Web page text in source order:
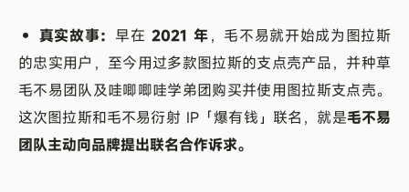
• 真实故事： 早在 2021 年，毛不易就开始成为图拉斯
的忠实用户，至今用过多款图拉斯的支点壳产品，并种草
毛不易团队及哇唧唧哇学弟团购买并使用图拉斯支点壳。
这次图拉斯和毛不易衍射 IP「爆有钱」联名，就是毛不易
团队主动向品牌提出联名合作诉求。